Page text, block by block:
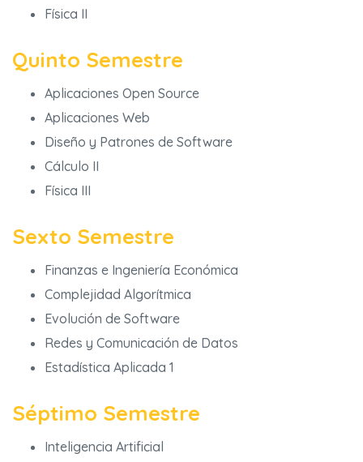
Física II
Quinto Semestre
Aplicaciones Open Source
Aplicaciones Web
Diseño y Patrones de Software
Cálculo II
Física III
Sexto Semestre
Finanzas e Ingeniería Económica
Complejidad Algorítmica
Evolución de Software
Redes y Comunicación de Datos
Estadística Aplicada 1
Séptimo Semestre
Inteligencia Artificial